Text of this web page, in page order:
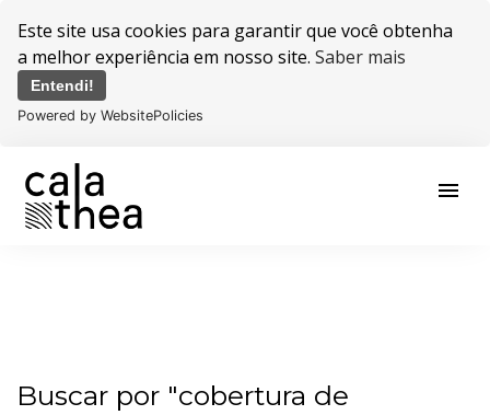
Este site usa cookies para garantir que você obtenha
a melhor experiência em nosso site. Saber mais
Entendi!
Powered by WebsitePolicies
menu
Buscar por "cobertura de